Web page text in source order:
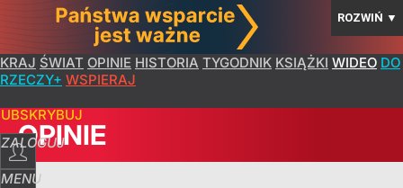
ROZWIŃ ▼
KRAJ ŚWIAT OPINIE HISTORIA TYGODNIK KSIĄŻKI WIDEO DO
RZECZY+ WSPIERAJ
ZALOGUJ
MENU
OPINIE